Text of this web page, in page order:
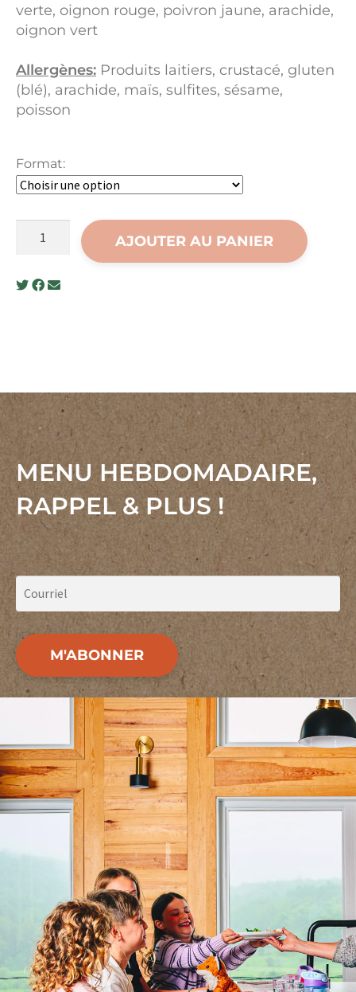
verte, oignon rouge, poivron jaune, arachide,
oignon vert
Allergènes: Produits laitiers, crustacé, gluten
(blé), arachide, maïs, sulfites, sésame,
poisson
Format:
sautées
AJOUTER AU PANIER
MENU HEBDOMADAIRE,
RAPPEL & PLUS !
M'ABONNER